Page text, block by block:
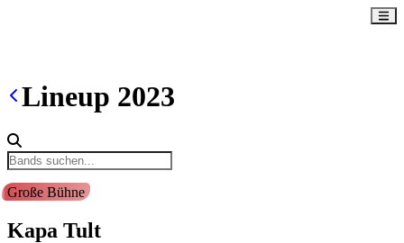
Lineup 2023
Große Bühne
Kapa Tult